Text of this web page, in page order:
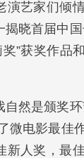
演艺家们倾
晓首届中
”获奖作品
然是颁奖环
微电影最佳
新人奖，最